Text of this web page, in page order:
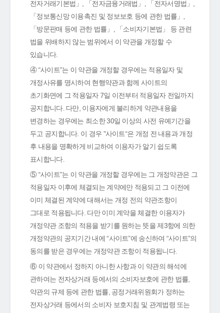
전자거래기본법」, 「전자금융거래법」, 「전자서명법」,
「정보통신망 이용촉진 및 정보보호 등에 관한 법률」,
「방문판매 등에 관한 법률」, 「소비자기본법」 등 관련
법을 위배하지 않는 범위에서 이 약관을 개정할 수
있습니다.
④ “사이트”는 이 약관을 개정할 경우에는 적용일자 및
개정사유를 명시하여 현행약관과 함께 사이트의
초기화면에 그 적용일자 7일 이전부터 적용일자 전일까지
공지합니다. 다만, 이용자에게 불리하게 약관내용을
변경하는 경우에는 최소한 30일 이상의 사전 유예기간을
두고 공지합니다. 이 경우 "사이트“은 개정 전 내용과 개정
후 내용을 명확하게 비교하여 이용자가 알기 쉽도록
표시합니다.
⑤ “사이트”는 이 약관을 개정할 경우에는 그 개정약관은 그
적용일자 이후에 체결되는 계약에만 적용되고 그 이전에
이미 체결된 계약에 대해서는 개정 전의 약관조항이
그대로 적용됩니다. 다만 이미 계약을 체결한 이용자가
개정약관 조항의 적용을 받기를 원하는 뜻을 제3항에 의한
개정약관의 공지기간 내에 “사이트”에 송신하여 “사이트”의
동의를 받은 경우에는 개정약관 조항이 적용됩니다.
⑥ 이 약관에서 정하지 아니한 사항과 이 약관의 해석에
관하여는 전자상거래 등에서의 소비자보호에 관한 법률,
약관의 규제 등에 관한 법률, 공정거래위원회가 정하는
전자상거래 등에서의 소비자 보호지침 및 관계법령 또는